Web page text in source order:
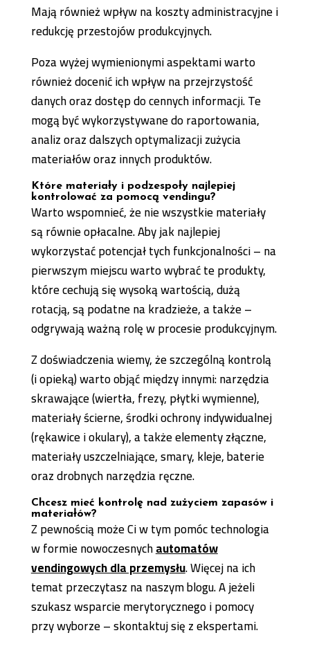
Mają również wpływ na koszty administracyjne i
redukcję przestojów produkcyjnych.
Poza wyżej wymienionymi aspektami warto
również docenić ich wpływ na przejrzystość
danych oraz dostęp do cennych informacji. Te
mogą być wykorzystywane do raportowania,
analiz oraz dalszych optymalizacji zużycia
materiałów oraz innych produktów.
Które materiały i podzespoły najlepiej
kontrolować za pomocą vendingu?
Warto wspomnieć, że nie wszystkie materiały
są równie opłacalne. Aby jak najlepiej
wykorzystać potencjał tych funkcjonalności – na
pierwszym miejscu warto wybrać te produkty,
które cechują się wysoką wartością, dużą
rotacją, są podatne na kradzieże, a także –
odgrywają ważną rolę w procesie produkcyjnym.
Z doświadczenia wiemy, że szczególną kontrolą
(i opieką) warto objąć między innymi: narzędzia
skrawające (wiertła, frezy, płytki wymienne),
materiały ścierne, środki ochrony indywidualnej
(rękawice i okulary), a także elementy złączne,
materiały uszczelniające, smary, kleje, baterie
oraz drobnych narzędzia ręczne.
Chcesz mieć kontrolę nad zużyciem zapasów i
materiałów?
Z pewnością może Ci w tym pomóc technologia
w formie nowoczesnychautomatów
vendingowych dla przemysłu. Więcej na ich
temat przeczytasz na naszym blogu. A jeżeli
szukasz wsparcie merytorycznego i pomocy
przy wyborze – skontaktuj się z ekspertami.